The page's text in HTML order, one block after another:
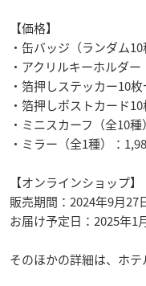
【価格】
・缶バッジ（ランダム
・アクリルキーホルダ
・箔押しステッカー10
・箔押しポストカード
・ミニスカーフ（全10種
・ミラー（全1種）：
【オンラインショップ】
販売期間：2024年9月27
お届け予定日：2025年1
そのほかの詳細は、ホテ